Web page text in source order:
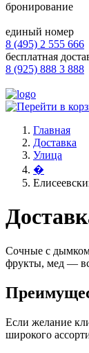
бронирование
единый номер
8 (495) 2 555 666
бесплатная
8 (925) 888 3 888
Главная
Доставка
Улица
�
Сочные с
фрукты, мед —
Если желание
широкого